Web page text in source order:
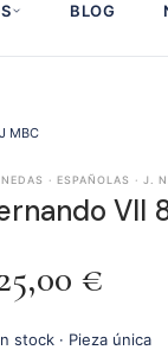
BLOG
MBC
· ESPAÑOLAS · J.
VII
€
stock · Pieza única